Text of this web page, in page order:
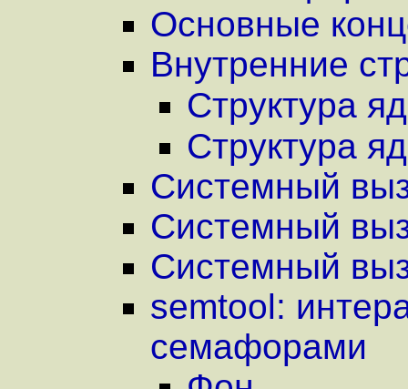
Основные
Внутренние
Структура
Структура
Системный
Системный
Системный
semtool:
семафорами